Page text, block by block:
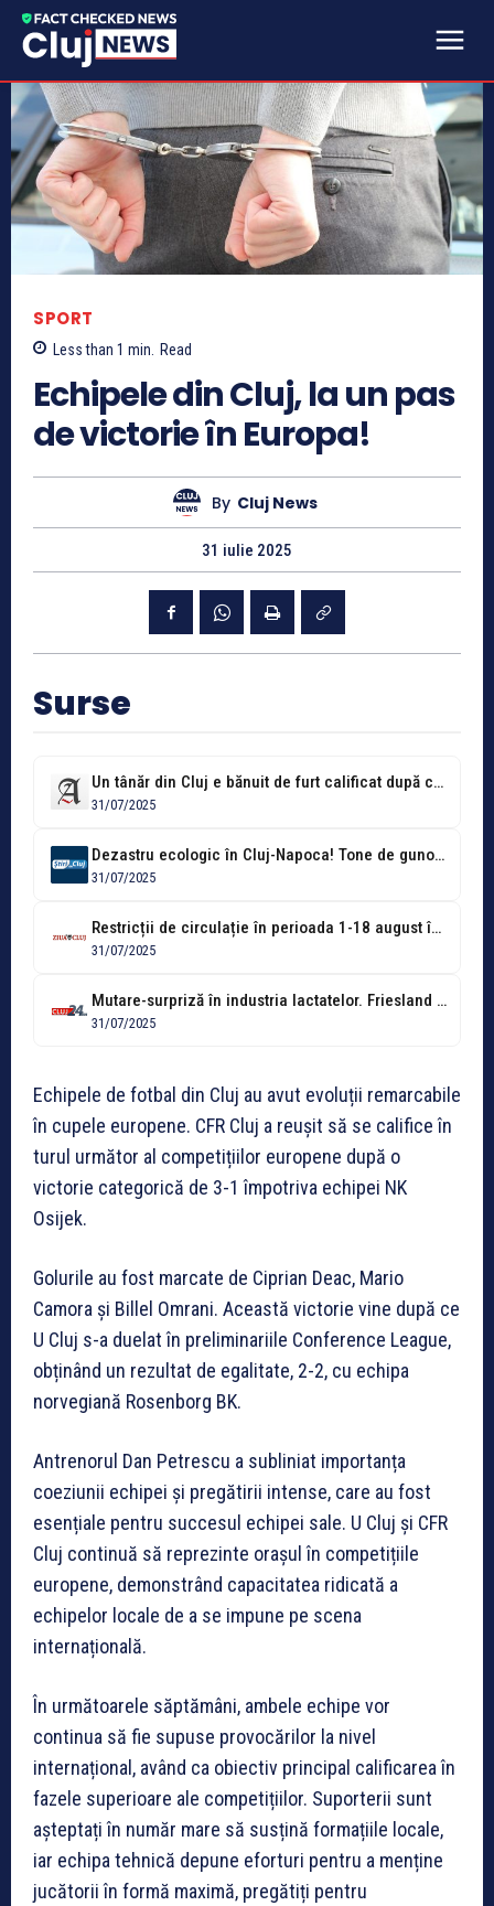
SPORT
Less than 1 min. Read
Echipele din Cluj, la un pas
de victorie în Europa!
By Cluj News
31 iulie 2025
Surse
Un tânăr din Cluj e bănuit de furt calificat după ce a...
31/07/2025
Dezastru ecologic în Cluj-Napoca! Tone de gunoaie sufocă Someșul. Tarcea: „Nu e...
31/07/2025
Restricții de circulație în perioada 1-18 august în Cluj-Napoca pentru Untold
31/07/2025
Mutare-surpriză în industria lactatelor. Friesland vinde Napolact și fabricile din Cluj și...
31/07/2025
Echipele de fotbal din Cluj au avut evoluții remarcabile
în cupele europene. CFR Cluj a reușit să se califice în
turul următor al competițiilor europene după o
victorie categorică de 3-1 împotriva echipei NK
Osijek.
Golurile au fost marcate de Ciprian Deac, Mario
Camora și Billel Omrani. Această victorie vine după ce
U Cluj s-a duelat în preliminariile Conference League,
obținând un rezultat de egalitate, 2-2, cu echipa
norvegiană Rosenborg BK.
Antrenorul Dan Petrescu a subliniat importanța
coeziunii echipei și pregătirii intense, care au fost
esențiale pentru succesul echipei sale. U Cluj și CFR
Cluj continuă să reprezinte orașul în competițiile
europene, demonstrând capacitatea ridicată a
echipelor locale de a se impune pe scena
internațională.
În următoarele săptămâni, ambele echipe vor
continua să fie supuse provocărilor la nivel
internațional, având ca obiectiv principal calificarea în
fazele superioare ale competițiilor. Suporterii sunt
așteptați în număr mare să susțină formațiile locale,
iar echipa tehnică depune eforturi pentru a menține
jucătorii în formă maximă, pregătiți pentru